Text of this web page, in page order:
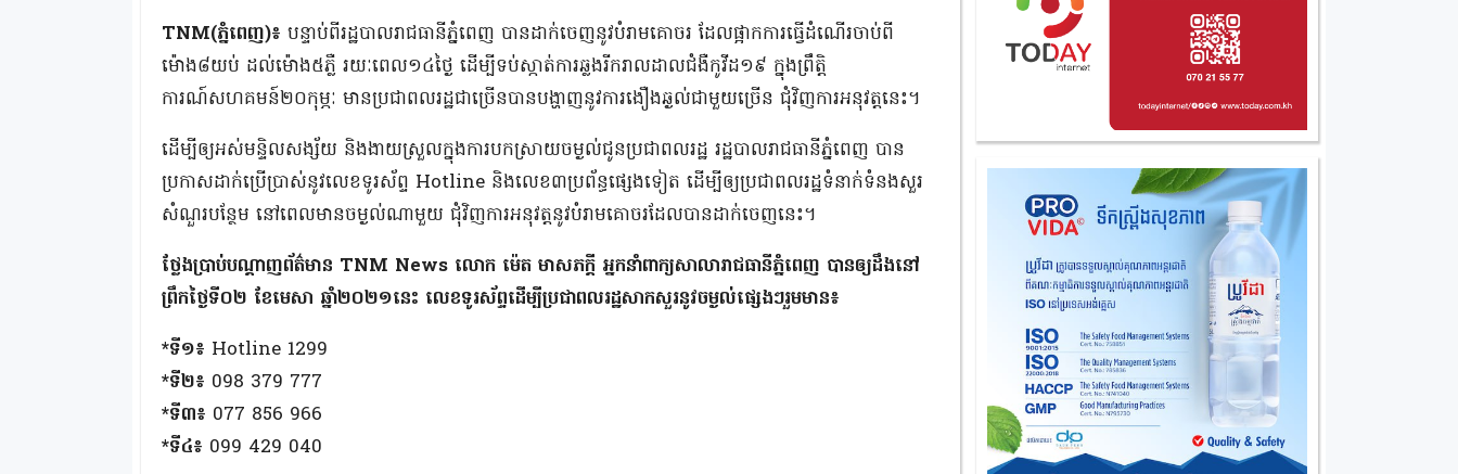
TNM(ភ្នំពេញ)៖ បន្ទាប់ពីរដ្ឋបាលរាជធានីភ្នំពេញ បានដាក់ចេញនូវបំរាមគោចរ ដែលផ្អាកការធ្វើដំណើរចាប់ពី
ម៉ោង៨យប់ ដល់ម៉ោង៥ភ្លឺ រយៈពេល១៤ថ្ងៃ ដើម្បីទប់ស្កាត់ការឆ្លងរីករាលដាលជំងឺកូវីដ១៩ ក្នុងព្រឹត្ដិ
ការណ៍សហគមន៍២០កុម្ភៈ មានប្រជាពលរដ្ឋជាច្រើនបានបង្ហាញនូវការងឿងឆ្ងល់ជាមួយច្រើន ជុំវិញការអនុវត្តនេះ។
ដើម្បីឲ្យអស់មន្ទិលសង្ស័យ និងងាយស្រួលក្នុងការបកស្រាយចម្ងល់ជូនប្រជាពលរដ្ឋ រដ្ឋបាលរាជធានីភ្នំពេញ បាន
ប្រកាសដាក់ប្រើប្រាស់នូវលេខទូរស័ព្ទ Hotline និងលេខ៣ប្រព័ន្ធផ្សេងទៀត ដើម្បីឲ្យប្រជាពលរដ្ឋទំនាក់ទំនងសួរ
សំណួរបន្ថែម នៅពេលមានចម្ងល់ណាមួយ ជុំវិញការអនុវត្តនូវបំរាមគោចរដែលបានដាក់ចេញនេះ។
ថ្លែងប្រាប់បណ្ដាញព័ត៌មាន TNM News លោក ម៉េត មាសភក្ដី អ្នកនាំពាក្យសាលារាជធានីភ្នំពេញ បានឲ្យដឹងនៅ
ព្រឹកថ្ងៃទី០២ ខែមេសា ឆ្នាំ២០២១នេះ លេខទូរស័ព្ទដើម្បីប្រជាពលរដ្ឋសាកសួរនូវចម្ងល់ផ្សេងៗរួមមាន៖
*ទី១៖ Hotline 1299
*ទី២៖ 098 379 777
*ទី៣៖ 077 856 966
*ទី៤៖ 099 429 040